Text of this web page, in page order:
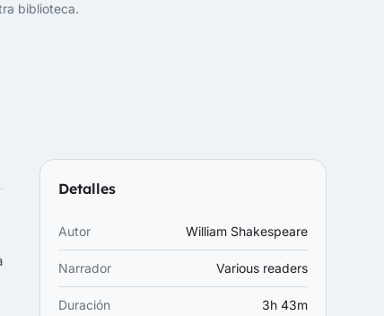
biblioteca.
Detalles
Autor William Shakespeare
Narrador Various readers
Duración 3h 43m